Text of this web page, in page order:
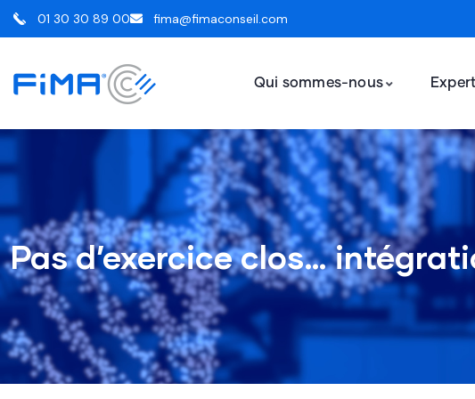
01 30 30 89 00 fima@fimaconseil.com
Qui sommes-nous
Pas d’exercice clos…